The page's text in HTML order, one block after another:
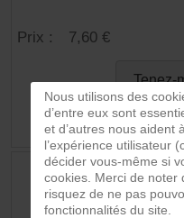
Prix : 7,60 €
Tenez-
Nous utilisons des
d’entre eux sont
et d’autres nous aident
l’expérience utilisateur
décider vous-même si
cookies. Merci de noter
risquez de ne pas
fonctionnalités du site.